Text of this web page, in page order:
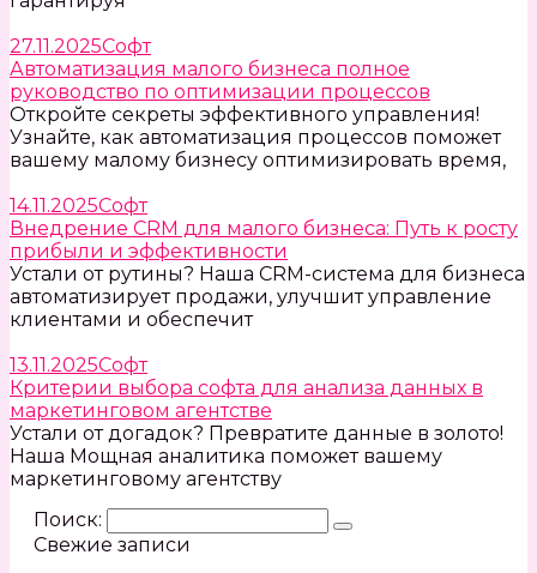
27.11.2025Софт
Автоматизация малого бизнеса полное
руководство по оптимизации процессов
Откройте секреты эффективного управления!
Узнайте, как автоматизация процессов поможет
вашему малому бизнесу оптимизировать время,
14.11.2025Софт
Внедрение CRM для малого бизнеса: Путь к росту
прибыли и эффективности
Устали от рутины? Наша CRM-система для бизнеса
автоматизирует продажи, улучшит управление
клиентами и обеспечит
13.11.2025Софт
Критерии выбора софта для анализа данных в
маркетинговом агентстве
Устали от догадок? Превратите данные в золото!
Наша Мощная аналитика поможет вашему
маркетинговому агентству
Поиск:
Свежие записи